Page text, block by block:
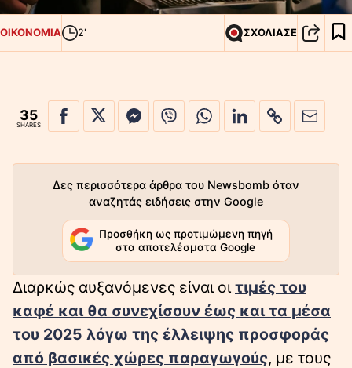
ΟΙΚΟΝΟΜΙΑ 2' ΣΧΟΛΙΑΣΕ
35
SHARES
Δες περισσότερα άρθρα του Newsbomb όταν
αναζητάς ειδήσεις στην Google
Προσθήκη ως προτιμώμενη πηγή
στα αποτελέσματα Google
Διαρκώς αυξανόμενες είναι οι τιμές του
καφέ και θα συνεχίσουν έως και τα μέσα
του 2025 λόγω της έλλειψης προσφοράς
από βασικές χώρες παραγωγούς, με τους